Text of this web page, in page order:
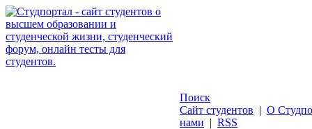
Поиск
Сайт студентов | О
нами | RSS